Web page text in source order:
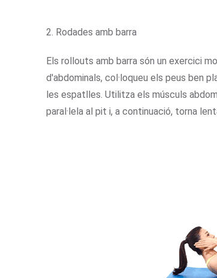
2. Rodades amb barra
Els rollouts amb barra són un exercici
d'abdominals, col·loqueu els peus ben
les espatlles. Utilitza els músculs
paral·lela al pit i, a continuació, torna